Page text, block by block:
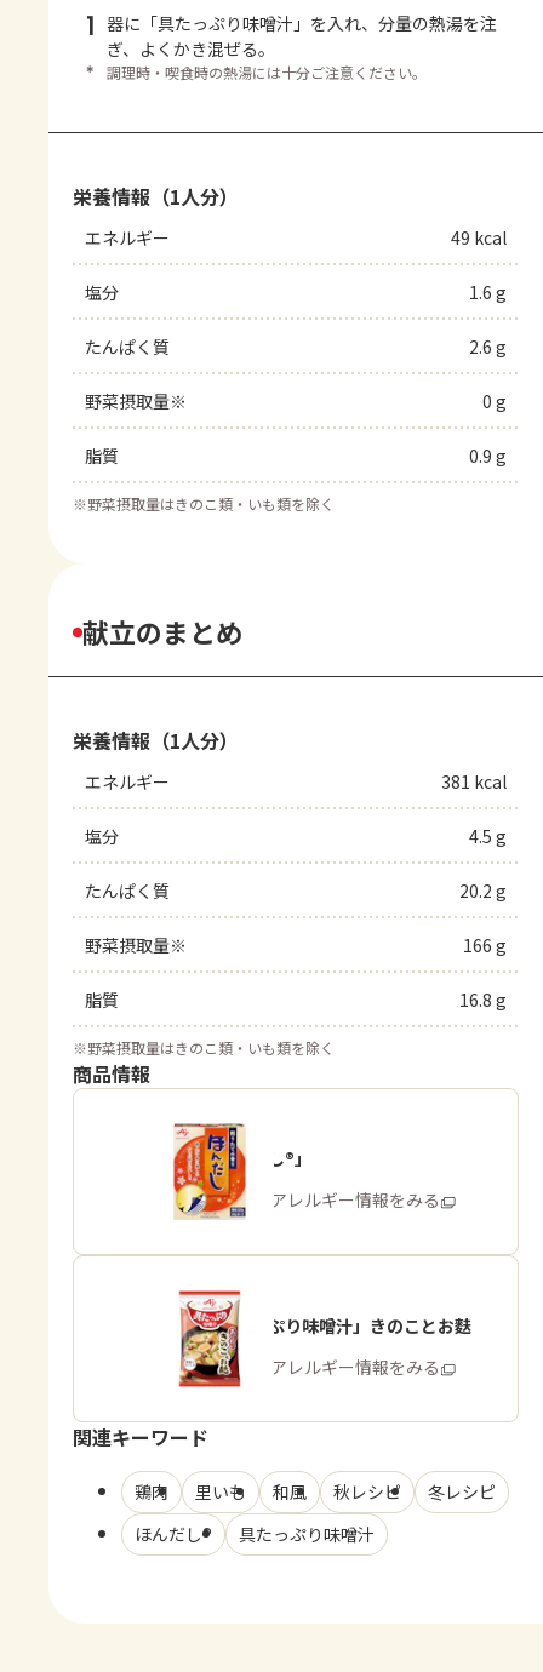
1 器に「具たっぷり味噌汁」を入れ、分量の熱湯を注
ぎ、よくかき混ぜる。
＊ 調理時・喫食時の熱湯には十分ご注意ください。
栄養情報（1人分）
エネルギー 49 kcal
塩分 1.6 g
たんぱく質 2.6 g
野菜摂取量※ 0 g
脂質 0.9 g
※野菜摂取量はきのこ類・いも類を除く
献立のまとめ
栄養情報（1人分）
エネルギー 381 kcal
塩分 4.5 g
たんぱく質 20.2 g
野菜摂取量※ 166 g
脂質 16.8 g
※野菜摂取量はきのこ類・いも類を除く
商品情報
「ほんだし®」
商品・アレルギー情報をみる
「具たっぷり味噌汁」きのことお麩
商品・アレルギー情報をみる
関連キーワード
鶏肉 里いも 和風 秋レシピ
冬レシピ
ほんだし®
具たっぷり味噌汁